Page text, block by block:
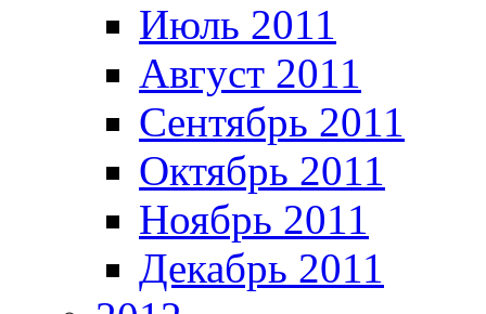
Июль 2011
Август 2011
Сентябрь 2011
Октябрь 2011
Ноябрь 2011
Декабрь 2011